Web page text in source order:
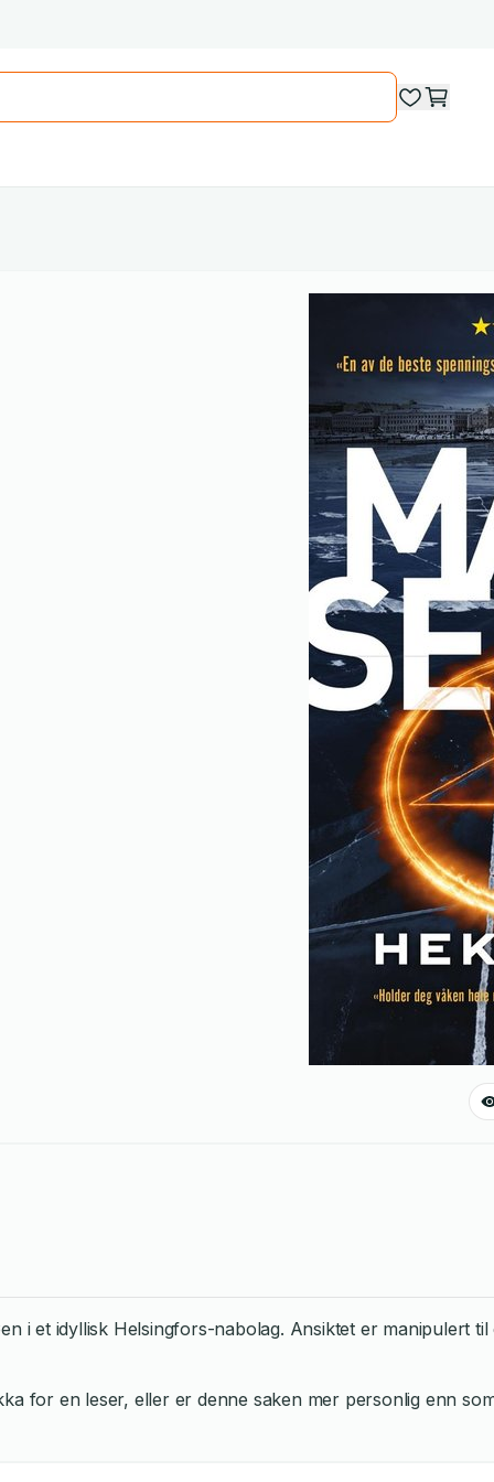
et idyllisk Helsingfors-nabolag. Ansiktet er
for en leser, eller er denne saken mer personlig enn